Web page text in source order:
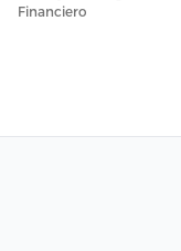
Financiero